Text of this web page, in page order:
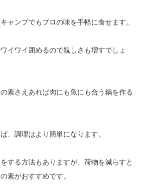
ャンプでもプロの味を手軽に食せます。
イワイ囲めるので親しさも増すでしょ
素さえあれば肉にも魚にも合う鍋を作る
、調理はより簡単になります。
する方法もありますが、荷物を減らすと
素がおすすめです。